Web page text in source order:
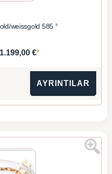
weissgold 585 °
1.199,00 €*
AYRINTILAR